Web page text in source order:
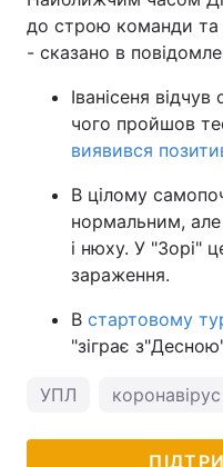
Тема оформлення
до строю команди та
- сказано в
Іванісеня
чого пройшов
виявився
В цілому
нормальним, але
і нюху. У "Зорі"
зараження.
В стартовому
"зіграє
УПЛ коронавірус